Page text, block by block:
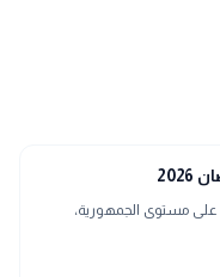
من 4600 مكتب بريد على مستوى الجمهورية،